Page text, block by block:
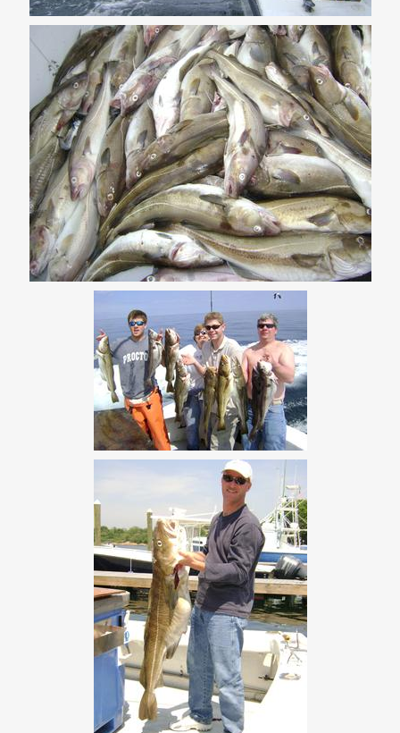
automatisée. Les systèmes de reconnaissance optique de
caractères (OCR) ont permis d’extraire automatiquement les
informations des documents d’identité, réduisant
considérablement les délais de traitement. Les algorithmes
de détection de fraude se sont sophistiqués, capables
d’identifier les documents falsifiés avec une précision
croissante.
L’intégration de bases de données centralisées et de services
de vérification tiers a révolutionné le secteur. Les opérateurs
pouvaient désormais confirmer l’identité d’un utilisateur en
quelques minutes plutôt qu’en plusieurs jours. Ces avancées
technologiques ont coïncidé avec une harmonisation
progressive des réglementations dans plusieurs juridictions,
facilitant l’émergence de standards communs.
Parallèlement, l’adoption massive des smartphones a ouvert
de nouvelles possibilités. La vérification biométrique,
utilisant la reconnaissance faciale ou les empreintes digitales,
a commencé à s’imposer comme une méthode fiable et
rapide. Les joueurs pouvaient désormais photographier leurs
documents directement depuis leur appareil mobile, et des
algorithmes comparaient en temps réel la photo du
document avec un selfie de l’utilisateur. Cette innovation a
réduit les frictions tout en maintenant, voire en améliorant,
les niveaux de sécurité.
La révolution des
inscriptions instantanées et
sans documentation